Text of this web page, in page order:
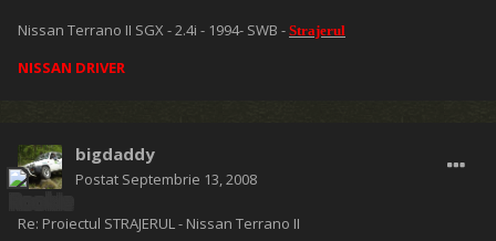
Nissan Terrano II SGX - 2.4i - 1994- SWB - Strajerul
NISSAN DRIVER
bigdaddy
Postat Septembrie 13, 2008
Re: Proiectul STRAJERUL - Nissan Terrano II